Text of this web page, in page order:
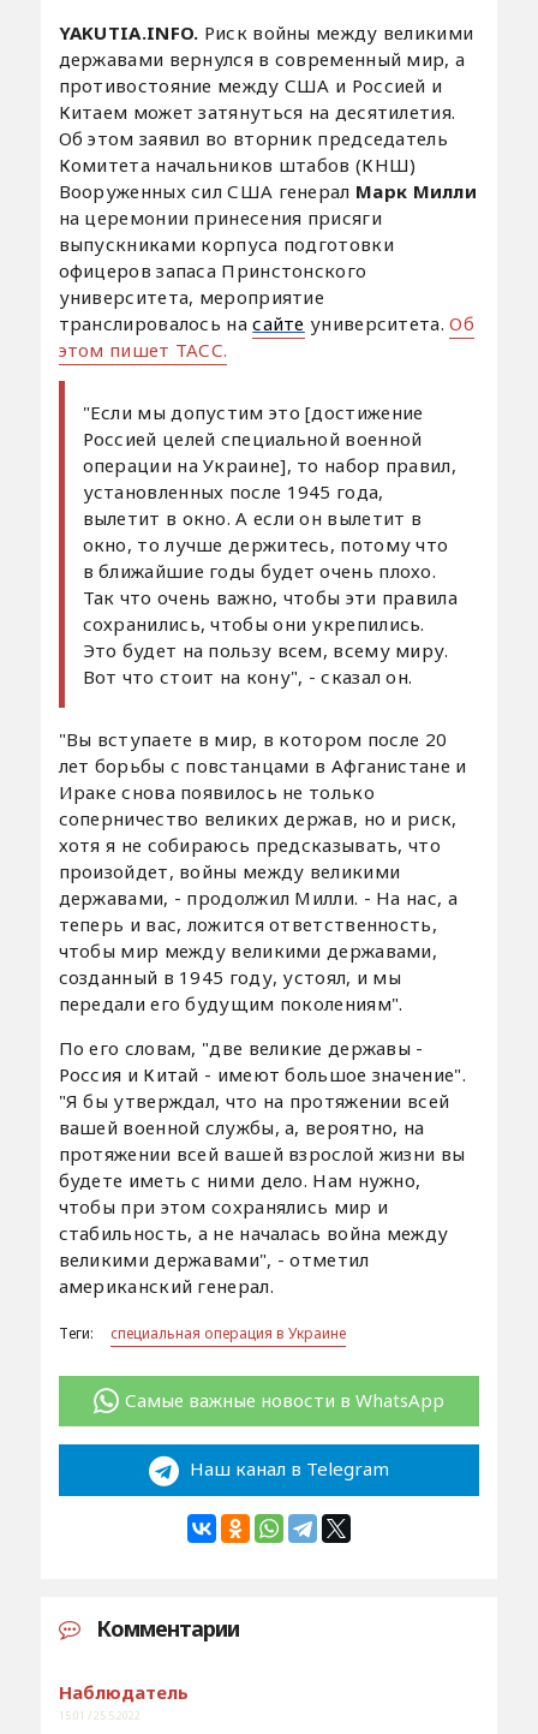
YAKUTIA.INFO. Риск войны между великими
державами вернулся в современный мир, а
противостояние между США и Россией и
Китаем может затянуться на десятилетия.
Об этом заявил во вторник председатель
Комитета начальников штабов (КНШ)
Вооруженных сил США генерал Марк Милли
на церемонии принесения присяги
выпускниками корпуса подготовки
офицеров запаса Принстонского
университета, мероприятие
транслировалось насайте университета.Об
этом пишет ТАСС.
"Если мы допустим это [достижение
Россией целей специальной военной
операции на Украине], то набор правил,
установленных после 1945 года,
вылетит в окно. А если он вылетит в
окно, то лучше держитесь, потому что
в ближайшие годы будет очень плохо.
Так что очень важно, чтобы эти правила
сохранились, чтобы они укрепились.
Это будет на пользу всем, всему миру.
Вот что стоит на кону", - сказал он.
"Вы вступаете в мир, в котором после 20
лет борьбы с повстанцами в Афганистане и
Ираке снова появилось не только
соперничество великих держав, но и риск,
хотя я не собираюсь предсказывать, что
произойдет, войны между великими
державами, - продолжил Милли. - На нас, а
теперь и вас, ложится ответственность,
чтобы мир между великими державами,
созданный в 1945 году, устоял, и мы
передали его будущим поколениям".
По его словам, "две великие державы -
Россия и Китай - имеют большое значение".
"Я бы утверждал, что на протяжении всей
вашей военной службы, а, вероятно, на
протяжении всей вашей взрослой жизни вы
будете иметь с ними дело. Нам нужно,
чтобы при этом сохранялись мир и
стабильность, а не началась война между
великими державами", - отметил
американский генерал.
Теги: специальная операция в Украине
Самые важные новости в WhatsApp
Наш канал в Telegram
Комментарии
Наблюдатель
15:01 / 25.5.2022